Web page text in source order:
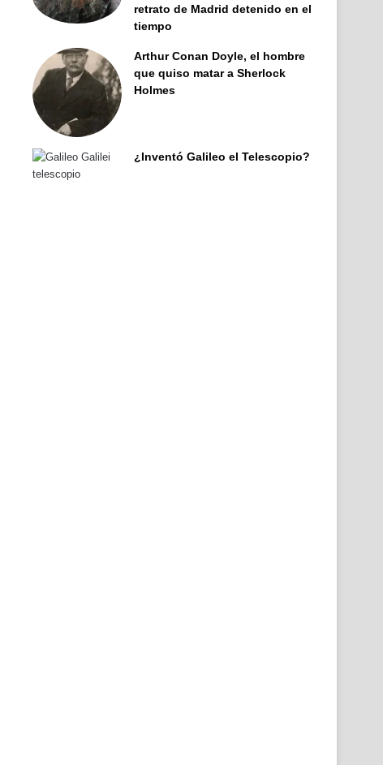
retrato de Madrid detenido en el
tiempo
Arthur Conan Doyle, el hombre
que quiso matar a Sherlock
Holmes
¿Inventó Galileo el Telescopio?